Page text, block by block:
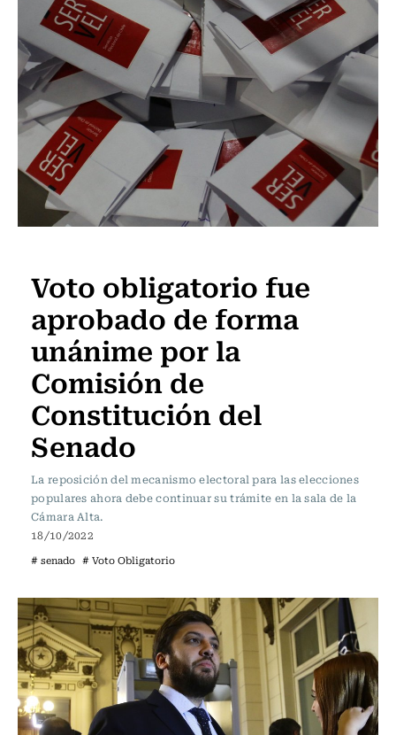
Voto obligatorio fue
aprobado de forma
unánime por la
Comisión de
Constitución del
Senado
La reposición del mecanismo electoral para las elecciones
populares ahora debe continuar su trámite en la sala de la
Cámara Alta.
18/10/2022
# senado # Voto Obligatorio